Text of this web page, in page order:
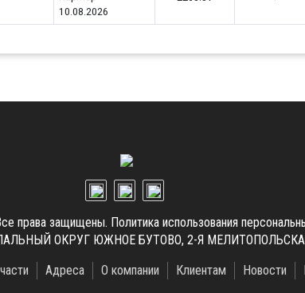
10.08.2026
права защищены. Политика использования
ОКРУГ ЮЖНОЕ БУТОВО, 2-Я
Адреса О компании Клиентам Новости